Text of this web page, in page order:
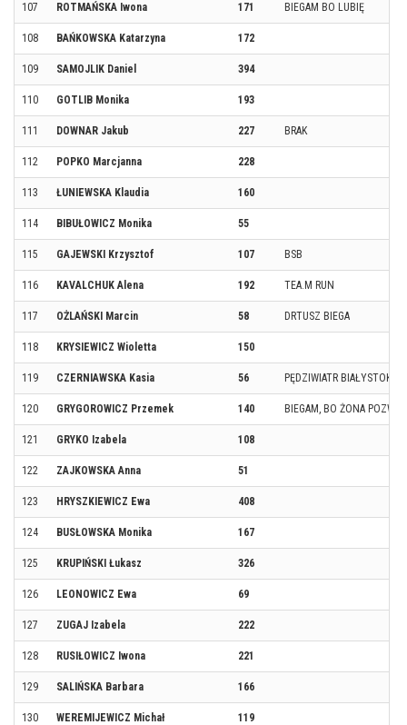
107 ROTMAŃSKA Iwona 171 BIEGAM BO LUBIĘ
108 BAŃKOWSKA Katarzyna 172
109 SAMOJLIK Daniel 394
110 GOTLIB Monika 193
111 DOWNAR Jakub 227 BRAK
112 POPKO Marcjanna 228
113 ŁUNIEWSKA Klaudia 160
114 BIBUŁOWICZ Monika 55
115 GAJEWSKI Krzysztof 107 BSB
116 KAVALCHUK Alena 192 TEA.M RUN
117 OŻLAŃSKI Marcin 58 DRTUSZ BIEGA
118 KRYSIEWICZ Wioletta 150
119 CZERNIAWSKA Kasia 56 PĘDZIWIATR BIAŁYSTOK
120 GRYGOROWICZ Przemek 140 BIEGAM, BO ŻONA
121 GRYKO Izabela 108
122 ZAJKOWSKA Anna 51
123 HRYSZKIEWICZ Ewa 408
124 BUSŁOWSKA Monika 167
125 KRUPIŃSKI Łukasz 326
126 LEONOWICZ Ewa 69
127 ZUGAJ Izabela 222
128 RUSIŁOWICZ Iwona 221
129 SALIŃSKA Barbara 166
130 WEREMIJEWICZ Michał 119